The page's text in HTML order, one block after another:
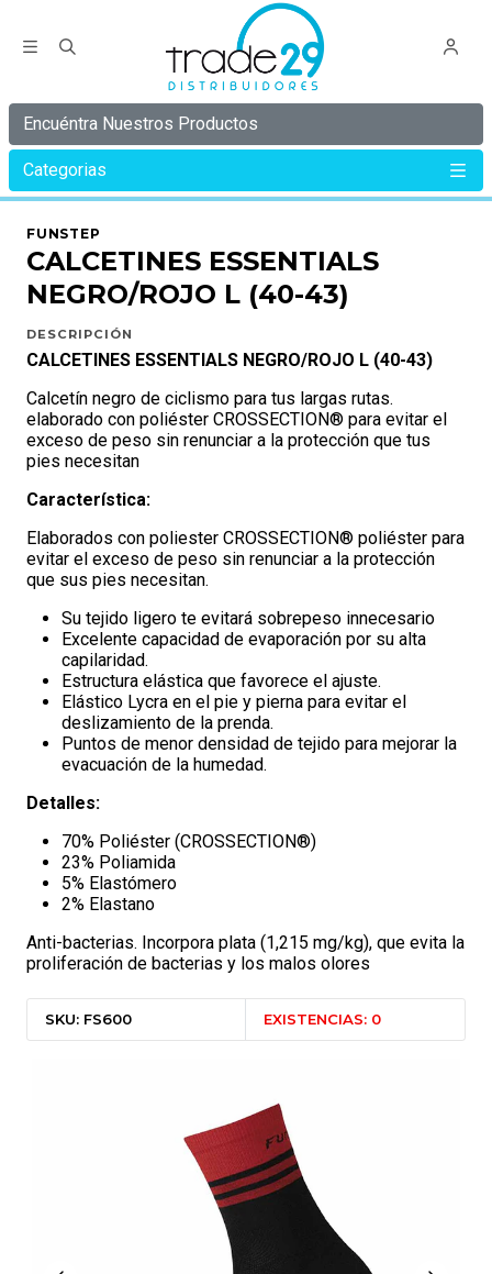
Encuéntra Nuestros Productos
Categorias
Inicio Calcetín CALCETINES ESSENTIALS NEGRO/ROJO L (40-43)
FUNSTEP
CALCETINES ESSENTIALS
NEGRO/ROJO L (40-43)
DESCRIPCIÓN
CALCETINES ESSENTIALS NEGRO/ROJO L (40-43)
Calcetín negro de ciclismo para tus largas rutas.
elaborado con poliéster CROSSECTION® para evitar el
exceso de peso sin renunciar a la protección que tus
pies necesitan
Característica:
Elaborados con poliester CROSSECTION® poliéster para
evitar el exceso de peso sin renunciar a la protección
que sus pies necesitan.
Su tejido ligero te evitará sobrepeso innecesario
Excelente capacidad de evaporación por su alta
capilaridad.
Estructura elástica que favorece el ajuste.
Elástico Lycra en el pie y pierna para evitar el
deslizamiento de la prenda.
Puntos de menor densidad de tejido para mejorar la
evacuación de la humedad.
Detalles:
70% Poliéster (CROSSECTION®)
23% Poliamida
5% Elastómero
2% Elastano
Anti-bacterias. Incorpora plata (1,215 mg/kg), que evita la
proliferación de bacterias y los malos olores
SKU: FS600 EXISTENCIAS: 0